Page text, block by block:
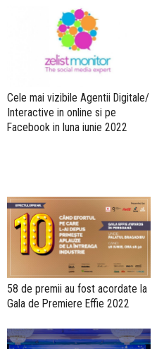
Cele mai vizibile Agentii Digitale/
Interactive in online si pe
Facebook in luna iunie 2022
58 de premii au fost acordate la
Gala de Premiere Effie 2022